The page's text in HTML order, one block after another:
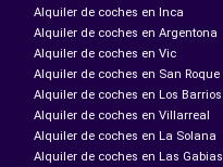
Alquiler de coches en Inca
Alquiler de coches en Argentona
Alquiler de coches en Vic
Alquiler de coches en San Roque
Alquiler de coches en Los Barrios
Alquiler de coches en Villarreal
Alquiler de coches en La Solana
Alquiler de coches en Las Gabias